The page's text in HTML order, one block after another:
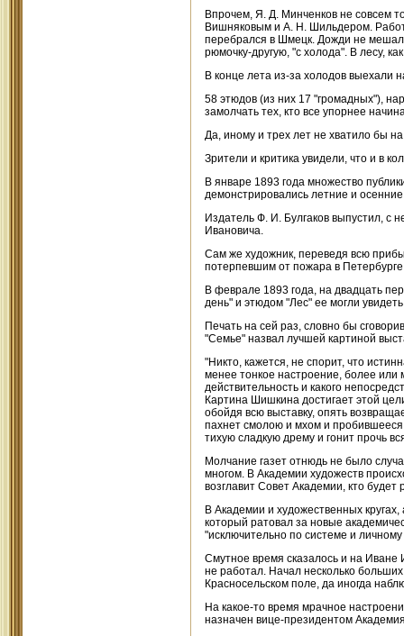
Впрочем, Я. Д. Минченков не совсем
Вишняковым и А. Н. Шильдером.
перебрался в Шмецк. Дожди не
рюмочку-другую, "с холода". В лесу,
В конце лета из-за холодов выехали
58 этюдов (из них 17 "громадных"),
замолчать тех, кто все упорнее
Да, иному и трех лет не хватило бы
Зрители и критика увидели, что и в
В январе 1893 года множество
демонстрировались летние и
Издатель Ф. И. Булгаков выпустил, с
Ивановича.
Сам же художник, переведя всю
потерпевшим от пожара в
В феврале 1893 года, на двадцать
день" и этюдом "Лес" ее могли
Печать на сей раз, словно бы
"Семье" назвал лучшей картиной
"Никто, кажется, не спорит, что
менее тонкое настроение, более
действительность и какого
Картина Шишкина достигает этой
обойдя всю выставку, опять
пахнет смолою и мхом и пробившееся
тихую сладкую дрему и гонит прочь
Молчание газет отнюдь не было
многом. В Академии художеств
возглавит Совет Академии, кто будет
В Академии и художественных
который ратовал за новые
"исключительно по системе и
Смутное время сказалось и на
не работал. Начал несколько
Красносельском поле, да иногда
На какое-то время мрачное
назначен вице-президентом